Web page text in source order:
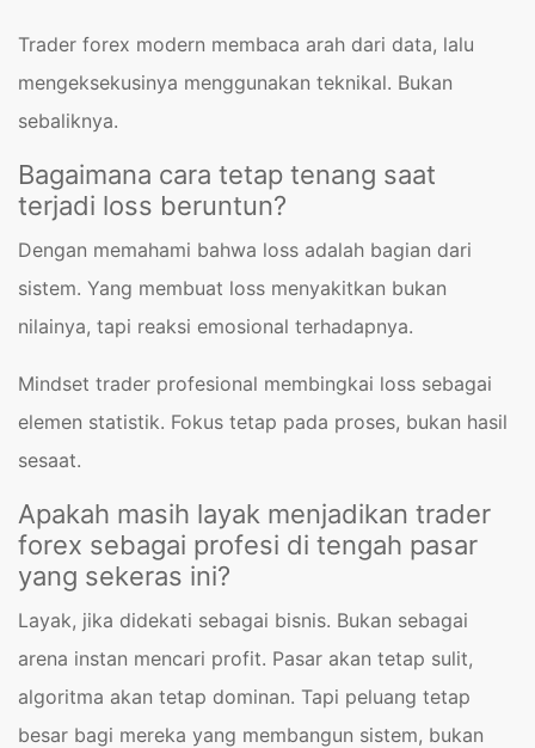
Trader forex modern membaca arah dari data, lalu
mengeksekusinya menggunakan teknikal. Bukan
sebaliknya.
Bagaimana cara tetap tenang saat
terjadi loss beruntun?
Dengan memahami bahwa loss adalah bagian dari
sistem. Yang membuat loss menyakitkan bukan
nilainya, tapi reaksi emosional terhadapnya.
Mindset trader profesional membingkai loss sebagai
elemen statistik. Fokus tetap pada proses, bukan hasil
sesaat.
Apakah masih layak menjadikan trader
forex sebagai profesi di tengah pasar
yang sekeras ini?
Layak, jika didekati sebagai bisnis. Bukan sebagai
arena instan mencari profit. Pasar akan tetap sulit,
algoritma akan tetap dominan. Tapi peluang tetap
besar bagi mereka yang membangun sistem, bukan